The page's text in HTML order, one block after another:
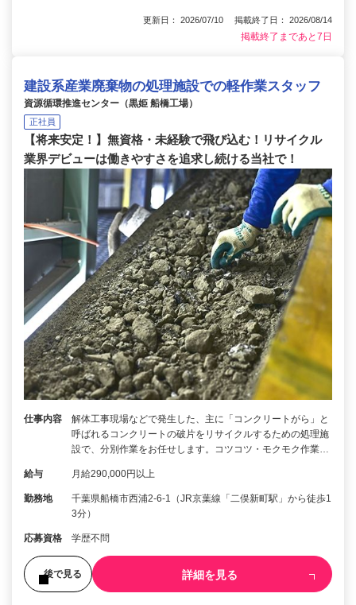
更新日： 2026/07/10 掲載終了日： 2026/08/14
掲載終了まであと7日
建設系産業廃棄物の処理施設での軽作業スタッフ
資源循環推進センター（黒姫 船橋工場）
正社員
【将来安定！】無資格・未経験で飛び込む！リサイクル
業界デビューは働きやすさを追求し続ける当社で！
仕事内容
解体工事現場などで発生した、主に「コンクリートがら」と
呼ばれるコンクリートの破片をリサイクルするための処理施
設で、分別作業をお任せします。コツコツ・モクモク作業…
給与 月給290,000円以上
勤務地
千葉県船橋市西浦2-6-1（JR京葉線「二俣新町駅」から徒歩1
3分）
応募資格 学歴不問
後で見る 詳細を見る